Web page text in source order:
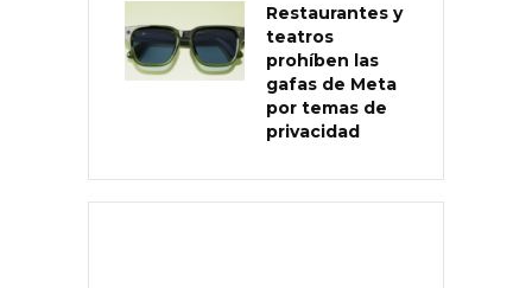
Restaurantes y
teatros
prohíben las
gafas de Meta
por temas de
privacidad